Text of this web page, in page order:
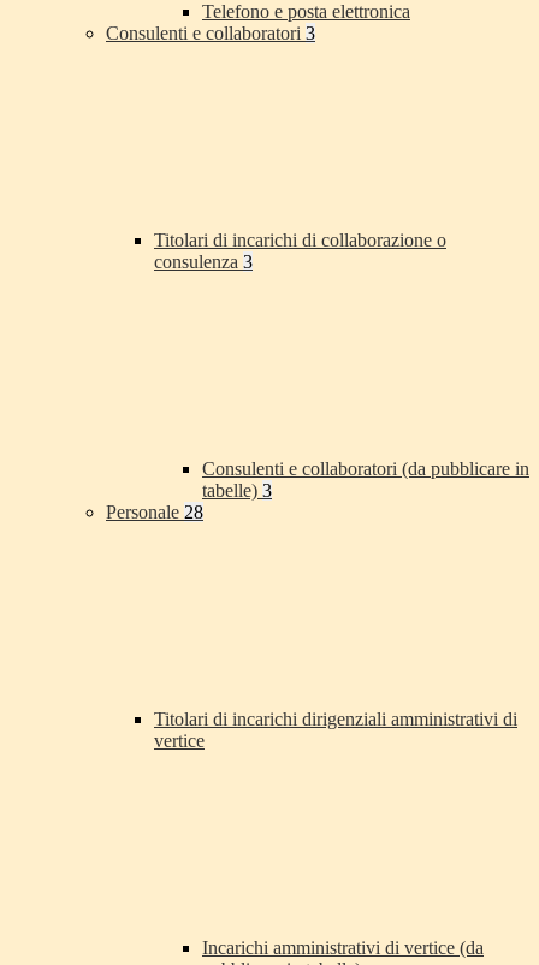
Telefono e posta elettronica
Consulenti e collaboratori 3
Titolari di incarichi di collaborazione o
consulenza 3
Consulenti e collaboratori (da pubblicare in
tabelle) 3
Personale 28
Titolari di incarichi dirigenziali amministrativi di
vertice
Incarichi amministrativi di vertice (da